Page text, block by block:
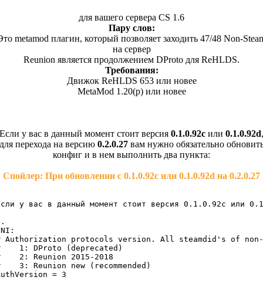
для вашего сервера CS 1.6
Пару слов:
metamod плагин, который позволяет заходить 47/48 Non-
на сервер
Reunion является продолжением DProto для ReHLDS.
Требования:
Движок ReHLDS 653 или новее
MetaMod 1.20(p) или новее
Если у вас в данный момент стоит версия 0.1.0.92c или 0.1.0.92d,
перехода на версию 0.2.0.27вам нужно обязательно
конфиг и в нем выполнить два пункта:
Спойлер: При обновлении с 0.1.0.92c или 0.1.0.92d на 0.2.0.27
у вас в данный момент стоит версия 0.1.0.92c или
Authorization protocols version. All steamdid's of
1: DProto (deprecated)
2: Reunion 2015-2018
3: Reunion new (recommended)
= 3